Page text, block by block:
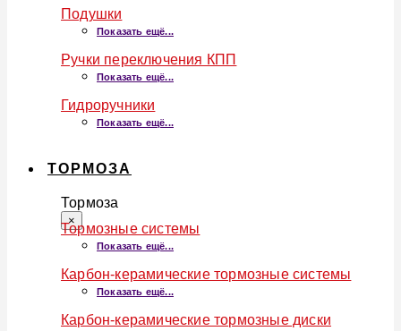
Подушки
Показать ещё...
Ручки переключения КПП
Показать ещё...
Гидроручники
Показать ещё...
ТОРМОЗА
Тормоза
×
Тормозные системы
Показать ещё...
Карбон-керамические тормозные системы
Показать ещё...
Карбон-керамические тормозные диски